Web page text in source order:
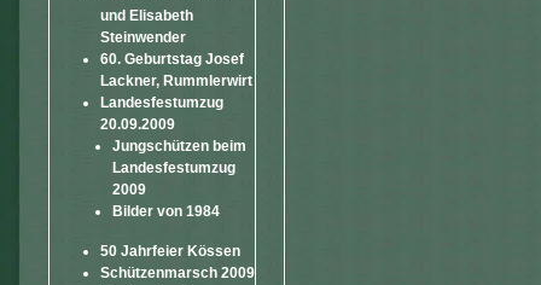
und Elisabeth
Steinwender
60. Geburtstag Josef
Lackner, Rummlerwirt
Landesfestumzug
20.09.2009
Jungschützen beim
Landesfestumzug
2009
Bilder von 1984
50 Jahrfeier Kössen
Schützenmarsch 2009